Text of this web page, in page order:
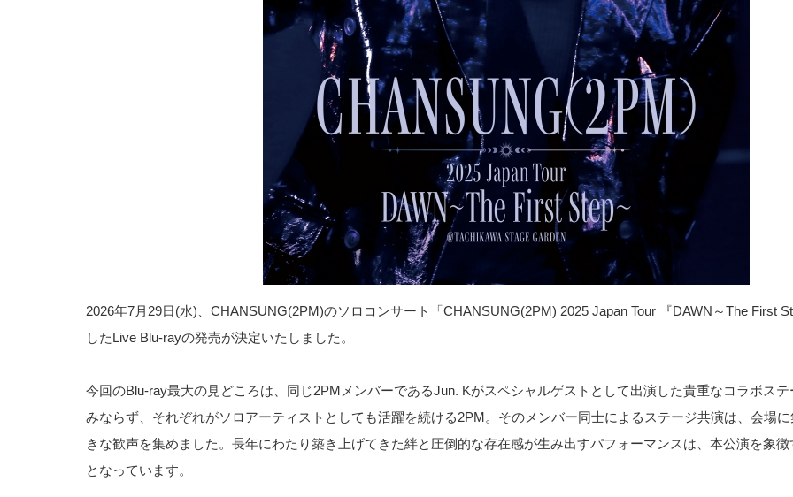
2026年7月29日(水)、CHANSUNG(2PM)のソロコンサート「CHANSUNG(2PM) 2025 Japan Tour 『DAWN～The First
したLive Blu-rayの発売が決定いたしました。
今回のBlu-ray最大の見どころは、同じ2PMメンバーであるJun. Kがスペシャルゲストとして出演した貴重なコラボス
みならず、それぞれがソロアーティストとしても活躍を続ける2PM。そのメンバー同士によるステージ共演は、会場
きな歓声を集めました。長年にわたり築き上げてきた絆と圧倒的な存在感が生み出すパフォーマンスは、本公演を象
となっています。